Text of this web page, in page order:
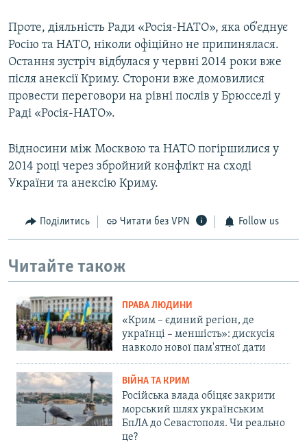
Проте, діяльність Ради «Росія-НАТО», яка об’єднує
Росію та НАТО, ніколи офіційно не припинялася.
Остання зустріч відбулася у червні 2014 роки вже
після анексії Криму. Сторони вже домовилися
провести переговори на рівні послів у Брюсселі у
Раді «Росія-НАТО».
Відносини між Москвою та НАТО погіршилися у
2014 році через збройний конфлікт на сході
України та анексію Криму.
Поділитись Читати без VPN Follow us
Читайте також
ПРАВА ЛЮДИНИ
«Крим – єдиний регіон, де
українці – меншість»: дискусія
навколо нової пам'ятної дати
ВІЙНА ТА КРИМ
Російська влада обіцяє закрити
морський шлях українським
БпЛА до Севастополя. Чи реально
це?